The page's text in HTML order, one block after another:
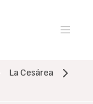
La Cesárea